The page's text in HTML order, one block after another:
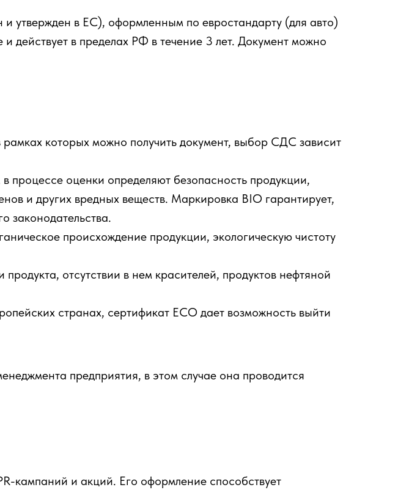
утвержден в ЕС), оформленным по евростандарту (для авто)
действует в пределах РФ в течение 3 лет. Документ можно
которых можно получить документ, выбор СДС зависит
процессе оценки определяют безопасность продукции,
и других вредных веществ. Маркировка BIO гарантирует,
законодательства.
происхождение продукции, экологическую чистоту
отсутствии в нем красителей, продуктов нефтяной
странах, сертификат ECO дает возможность выйти
предприятия, в этом случае она проводится
кампаний и акций. Его оформление способствует